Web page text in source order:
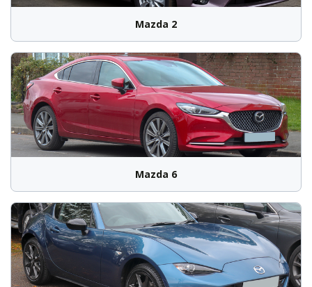
Mazda 2
Mazda 6